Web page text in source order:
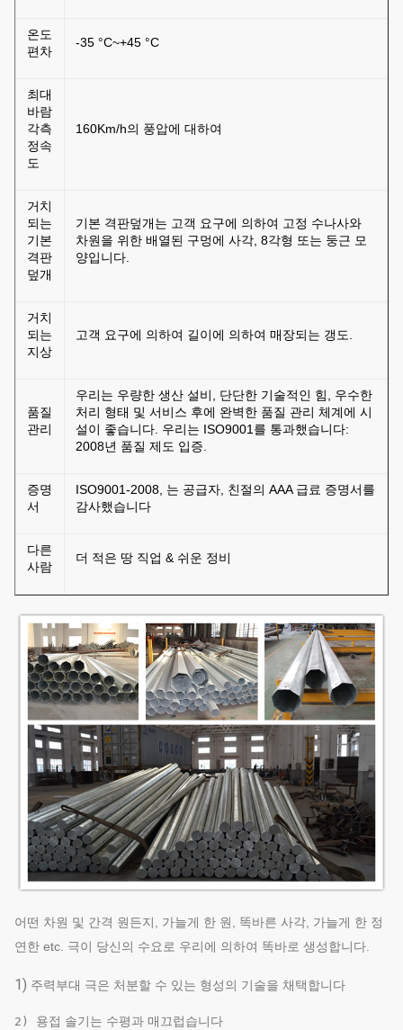
온도
편차
-35 °C~+45 °C
최대
바람
각측
정속
도
160Km/h의 풍압에 대하여
거치
되는
기본
격판
덮개
기본 격판덮개는 고객 요구에 의하여 고정 수나사와
차원을 위한 배열된 구멍에 사각, 8각형 또는 둥근 모
양입니다.
거치
되는
지상
고객 요구에 의하여 길이에 의하여 매장되는 갱도.
품질
관리
우리는 우량한 생산 설비, 단단한 기술적인 힘, 우수한
처리 형태 및 서비스 후에 완벽한 품질 관리 체계에 시
설이 좋습니다. 우리는 ISO9001를 통과했습니다:
2008년 품질 제도 입증.
증명
서
ISO9001-2008, 는 공급자, 친절의 AAA 급료 증명서를
감사했습니다
다른
사람
더 적은 땅 직업 & 쉬운 정비
어떤 차원 및 간격 원든지, 가늘게 한 원, 똑바른 사각, 가늘게 한 정
연한 etc. 극이 당신의 수요로 우리에 의하여 똑바로 생성합니다.
1) 주력부대 극은 처분할 수 있는 형성의 기술을 채택합니다
2) 용접 솔기는 수평과 매끄럽습니다